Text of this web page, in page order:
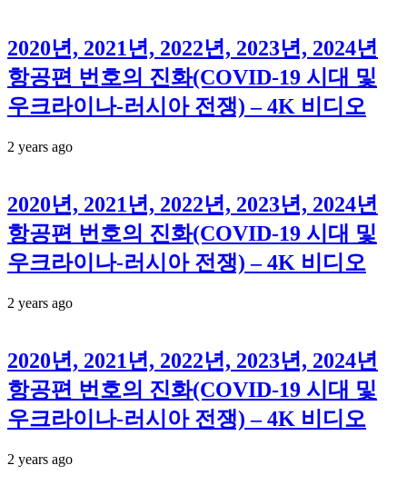
2020년, 2021년, 2022년, 2023년, 2024년
항공편 번호의 진화(COVID-19 시대 및
우크라이나-러시아 전쟁) – 4K 비디오
2 years ago
2020년, 2021년, 2022년, 2023년, 2024년
항공편 번호의 진화(COVID-19 시대 및
우크라이나-러시아 전쟁) – 4K 비디오
2 years ago
2020년, 2021년, 2022년, 2023년, 2024년
항공편 번호의 진화(COVID-19 시대 및
우크라이나-러시아 전쟁) – 4K 비디오
2 years ago